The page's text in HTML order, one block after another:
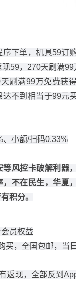
序下单，机具59订
59，270天刷满
刷满99万免费获
达不到相当于99元
、小额/扫码0.33%
等风控卡破解利器
，不在民生，华夏
积分。
员权益
买，全国包邮，当
返现，全部反到